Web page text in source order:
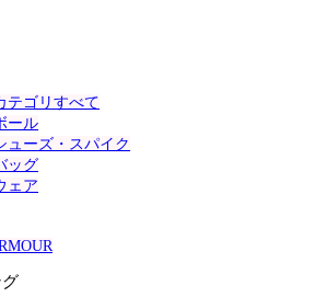
テゴリすべて
ール
ューズ・スパイク
ッグ
ェア